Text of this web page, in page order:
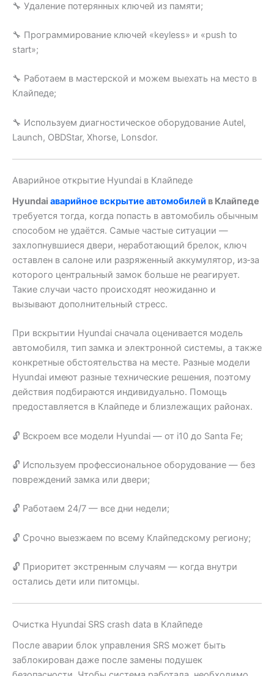
🔧 Удаление потерянных ключей из памяти;
🔧 Программирование ключей «keyless» и «push to
start»;
🔧 Работаем в мастерской и можем выехать на место в
Клайпеде;
🔧 Используем диагностическое оборудование Autel,
Launch, OBDStar, Xhorse, Lonsdor.
Аварийное открытие Hyundai в Клайпеде
Hyundai аварийное вскрытие автомобилей в Клайпеде
требуется тогда, когда попасть в автомобиль обычным
способом не удаётся. Самые частые ситуации —
захлопнувшиеся двери, неработающий брелок, ключ
оставлен в салоне или разряженный аккумулятор, из‑за
которого центральный замок больше не реагирует.
Такие случаи часто происходят неожиданно и
вызывают дополнительный стресс.
При вскрытии Hyundai сначала оценивается модель
автомобиля, тип замка и электронной системы, а также
конкретные обстоятельства на месте. Разные модели
Hyundai имеют разные технические решения, поэтому
действия подбираются индивидуально. Помощь
предоставляется в Клайпеде и близлежащих районах.
🔓 Вскроем все модели Hyundai — от i10 до Santa Fe;
🔓 Используем профессиональное оборудование — без
повреждений замка или двери;
🔓 Работаем 24/7 — все дни недели;
🔓 Срочно выезжаем по всему Клайпедскому региону;
🔓 Приоритет экстренным случаям — когда внутри
остались дети или питомцы.
Очистка Hyundai SRS crash data в Клайпеде
После аварии блок управления SRS может быть
заблокирован даже после замены подушек